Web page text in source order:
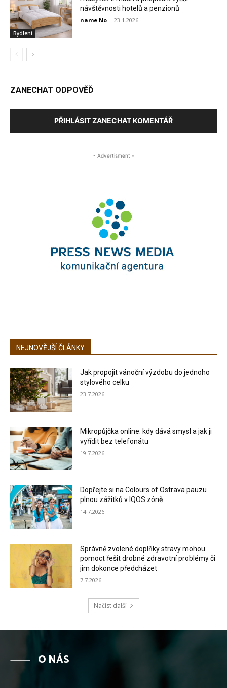
Bydlení
návštěvnosti hotelů a penzionů
name No - 23.1.2026
ZANECHAT ODPOVĚĎ
PŘIHLÁSIT ZANECHAT KOMENTÁŘ
- Advertisment -
NEJNOVĚJŠÍ ČLÁNKY
Jak propojit vánoční výzdobu do jednoho
stylového celku
23.7.2026
Mikropůjčka online: kdy dává smysl a jak ji
vyřídit bez telefonátu
19.7.2026
Dopřejte si na Colours of Ostrava pauzu
plnou zážitků v IQOS zóně
14.7.2026
Správně zvolené doplňky stravy mohou
pomoct řešit drobné zdravotní problémy či
jim dokonce předcházet
7.7.2026
Načíst další
O NÁS